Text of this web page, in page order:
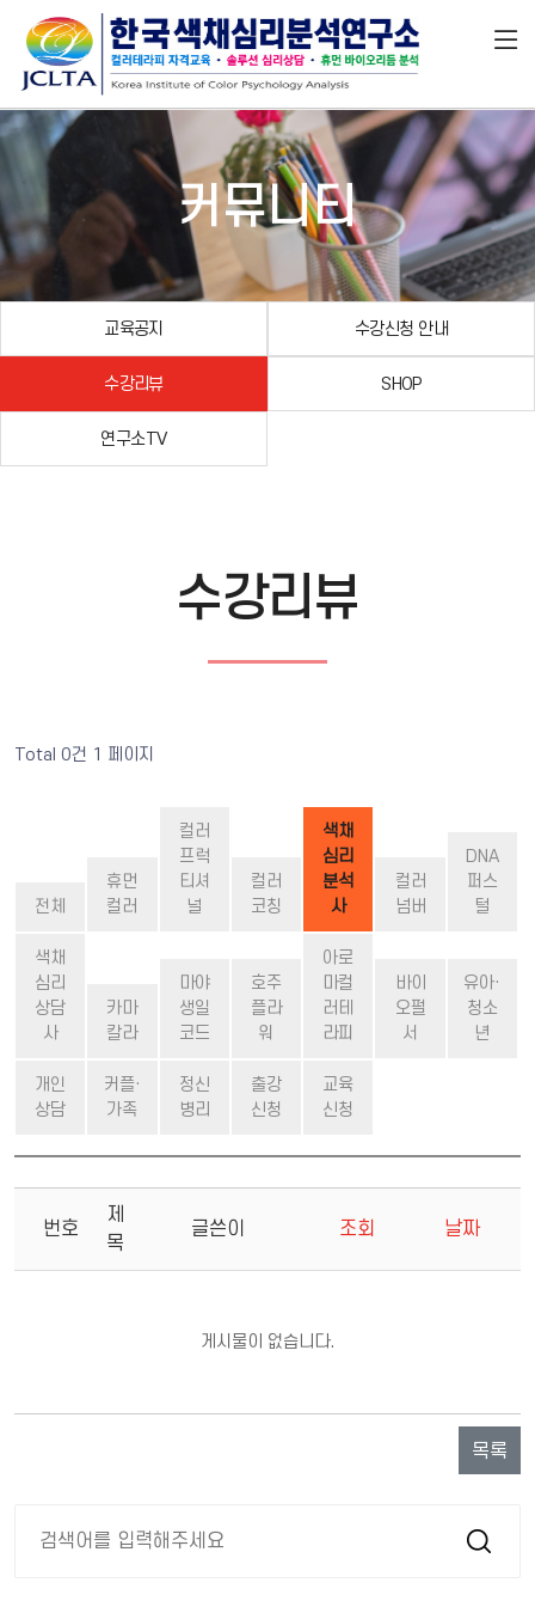
커뮤니티
교육공지 수강신청 안내
수강리뷰 SHOP
연구소TV
수강리뷰
Total 0건 1 페이지
전체
휴먼
컬러
컬러
프럭
티셔
널
컬러
코칭
색채
심리
분석
사
컬러
넘버
DNA
퍼스
털
색채
심리
상담
사
카마
칼라
마야
생일
코드
호주
플라
워
아로
마컬
러테
라피
바이
오펄
서
유아·
청소
년
개인
상담
커플·
가족
정신
병리
출강
신청
교육
신청
번호
제
목
글쓴이 조회 날짜
게시물이 없습니다.
목록